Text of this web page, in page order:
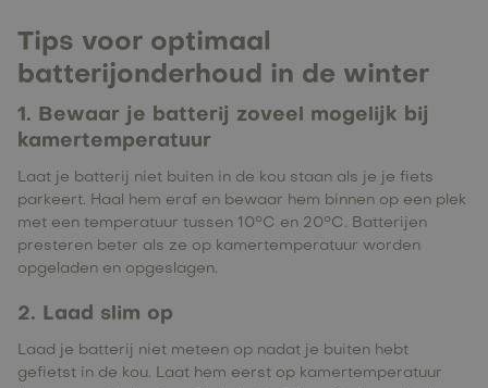
Tips voor optimaal
batterijonderhoud in de winter
1. Bewaar je batterij zoveel mogelijk bij
kamertemperatuur
Laat je batterij niet buiten in de kou staan als je je fiets
parkeert. Haal hem eraf en bewaar hem binnen op een plek
met een temperatuur tussen 10°C en 20°C. Batterijen
presteren beter als ze op kamertemperatuur worden
opgeladen en opgeslagen.
2. Laad slim op
Laad je batterij niet meteen op nadat je buiten hebt
gefietst in de kou. Laat hem eerst op kamertemperatuur